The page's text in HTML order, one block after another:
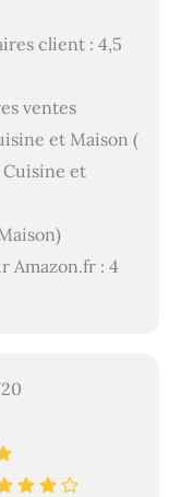
client : 4,5
ventes
et Maison (
Cuisine et
Amazon.fr : 4